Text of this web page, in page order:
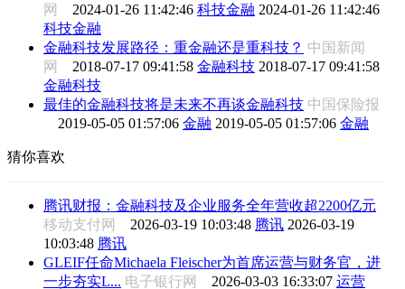
网 2024-01-26 11:42:46 科技金融 2024-01-26 11:42:46
科技金融
金融科技发展路径：重金融还是重科技？ 中国新闻
网 2018-07-17 09:41:58 金融科技 2018-07-17 09:41:58
金融科技
最佳的金融科技将是未来不再谈金融科技 中国保险报
2019-05-05 01:57:06 金融 2019-05-05 01:57:06 金融
猜你喜欢
腾讯财报：金融科技及企业服务全年营收超2200亿元
移动支付网 2026-03-19 10:03:48 腾讯 2026-03-19
10:03:48 腾讯
GLEIF任命Michaela Fleischer为首席运营与财务官，进
一步夯实L... 电子银行网 2026-03-03 16:33:07 运营